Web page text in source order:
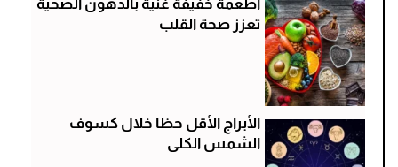
أطعمة خفيفة غنية بالدهون الصحية
تعزز صحة القلب
الأبراج الأقل حظا خلال كسوف
الشمس الكلى